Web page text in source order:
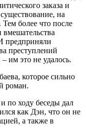
заказа и
на
более что после
вмешательства
предприняли
преступлений
им это не удалось.
которое сильно
роман.
по ходу беседы дал
как Дэн, что он не
а также в